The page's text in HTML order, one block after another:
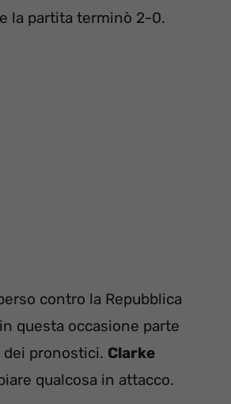
la partita terminò 2-0.
contro la Repubblica
questa occasione parte
pronostici. Clarke
qualcosa in attacco.